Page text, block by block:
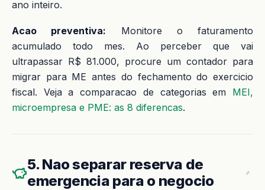
ano inteiro.
Acao preventiva: Monitore o faturamento
acumulado todo mes. Ao perceber que vai
ultrapassar R$ 81.000, procure um contador para
migrar para ME antes do fechamento do exercicio
fiscal. Veja a comparacao de categorias em MEI,
microempresa e PME: as 8 diferencas.
5. Nao separar reserva de
emergencia para o negocio